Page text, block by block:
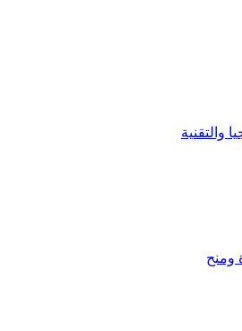
والتقنية
ومنح